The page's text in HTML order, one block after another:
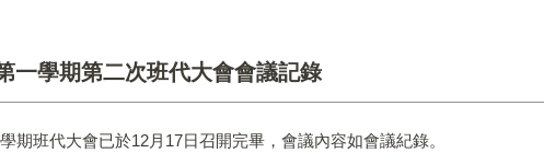
一學期第二次班代大會會議記錄
期班代大會已於12月17日召開完畢，會議內容如會議紀錄。